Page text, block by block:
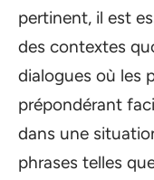
pertinent, il est
des contextes
dialogues où les
prépondérant
dans une
phrases telles